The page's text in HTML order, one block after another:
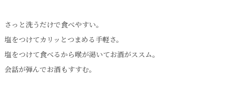
さっと洗うだけで食べやすい。
塩をつけてカリッとつまめる手軽さ。
塩をつけて食べるから喉が渇いてお酒がススム。
会話が弾んでお酒もすすむ。